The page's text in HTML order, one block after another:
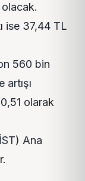
olacak.
ise 37,44 TL
560 bin
olarak
Ana